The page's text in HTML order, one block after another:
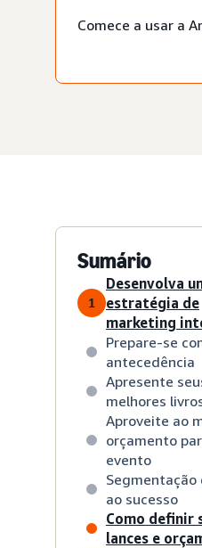
Comece a usar a
Sumário
1
Desenvolva
estratégia de
marketing
Prepare-se
antecedência
Apresente
melhores
Aproveite ao
orçamento
evento
Segmentação
ao sucesso
Como definir
lances e